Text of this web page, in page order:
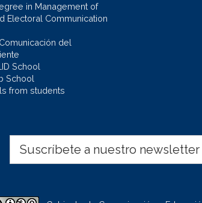
in Management of
Electoral Communication
del
School
School
from students
Suscríbete a nuestro newsletter